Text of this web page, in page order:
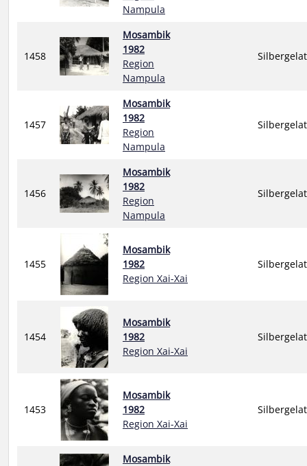
Nampula
1458
Mosambik
1982
Region
Nampula
1457
Mosambik
1982
Region
Nampula
1456
Mosambik
1982
Region
Nampula
1455
Mosambik
1982
Region Xai-Xai
1454
Mosambik
1982
Region Xai-Xai
1453
Mosambik
1982
Region Xai-Xai
Mosambik